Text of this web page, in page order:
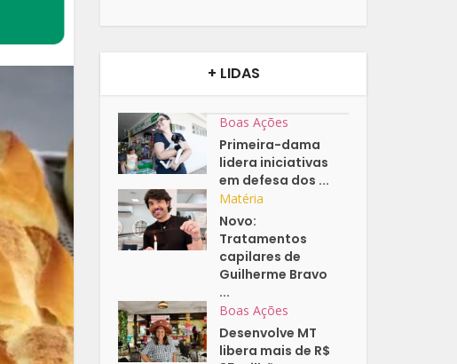
+ LIDAS
Boas Ações
Primeira-dama
lidera iniciativas
em defesa dos ...
Matéria
Novo:
Tratamentos
capilares de
Guilherme Bravo
...
Boas Ações
Desenvolve MT
libera mais de R$